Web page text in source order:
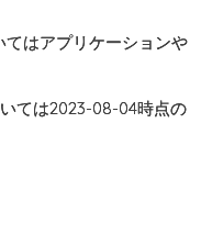
はアプリケーションや
ては2023-08-04時点の